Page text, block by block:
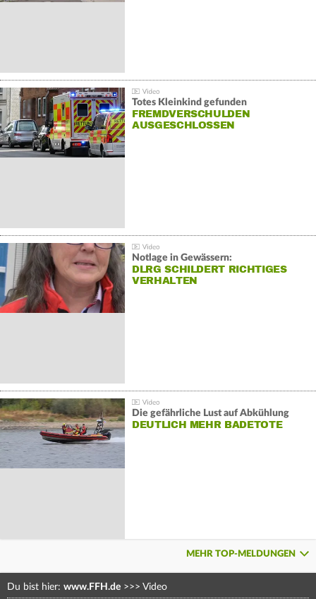
Totes Kleinkind gefunden
FREMDVERSCHULDEN
AUSGESCHLOSSEN
Notlage in Gewässern:
DLRG SCHILDERT RICHTIGES
VERHALTEN
Die gefährliche Lust auf Abkühlung
DEUTLICH MEHR BADETOTE
MEHR TOP-MELDUNGEN
Du bist hier: www.FFH.de >>> Video